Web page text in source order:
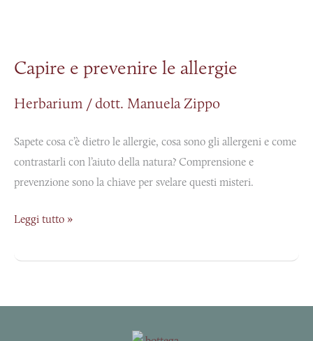
Capire e prevenire le allergie
Herbarium /dott. Manuela Zippo
Sapete cosa c’è dietro le allergie, cosa sono gli allergeni e come
contrastarli con l’aiuto della natura? Comprensione e
prevenzione sono la chiave per svelare questi misteri.
prevenire
allergie
Leggi tutto »